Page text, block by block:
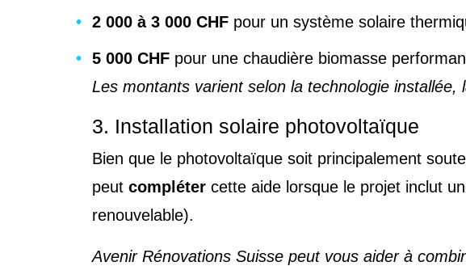
2 000 à 3 000 CHF pour un système solaire
5 000 CHF pour une chaudière biomasse
Les montants varient selon la technologie installée,
3. Installation solaire photovoltaïque
Bien que le photovoltaïque soit principalement
peut compléter cette aide lorsque le projet inclut
renouvelable).
Avenir Rénovations Suisse peut vous aider à